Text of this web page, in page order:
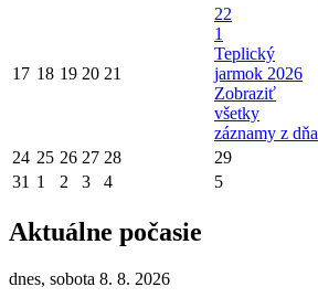
17 18 19 20 21
22
1
Teplický
jarmok 2026
Zobraziť
všetky
záznamy z dňa
24 25 26 27 28 29
31 1 2 3 4 5
Aktuálne počasie
dnes, sobota 8. 8. 2026